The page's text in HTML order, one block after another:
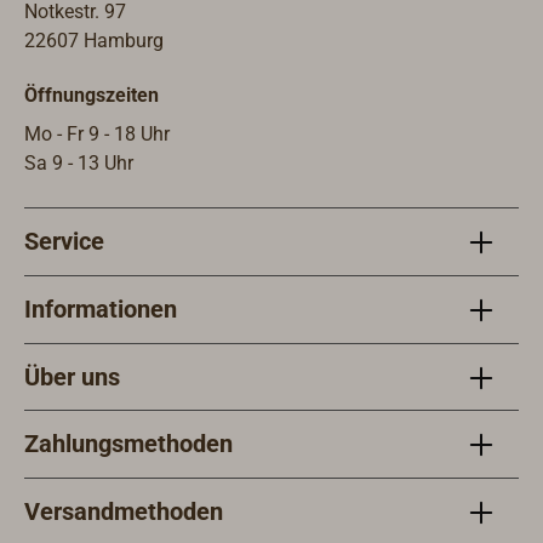
gezielt für Wechselrichter mit
VE.Direct-Schnittstelle entwickelt.
Modul zur Fern-Ein/Aus-Steuerung
sämtlicher VE.Direct-Wechselrichter
geeignet. Damit passt es gut zu
wo einfache Bedienbarkeit und
stehen.Technische
KurzinfoKompatibel mit allen
Draht Verbindung (nicht im
Lieferumfang
enthalten).Abmessungen: ca. 33 mm
× 60 mm × 65 mm.Gewicht: ca. 0,04
kg.Farbe: Grau. WarnhinweiseEinbau
Notkestr. 97
22607 Hamburg
Öffnungszeiten
Mo - Fr 9 - 18 Uhr
Sa 9 - 13 Uhr
Service
Informationen
Über uns
Zahlungsmethoden
Versandmethoden